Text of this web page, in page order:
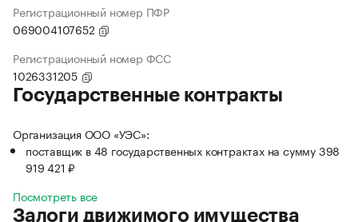
Регистрационный номер ПФР
069004107652
Регистрационный номер ФСС
1026331205
Государственные контракты
Организация ООО «УЭС»:
поставщик в 48 государственных контрактах на сумму 398
919 421 ₽
Посмотреть все
Залоги движимого имущества